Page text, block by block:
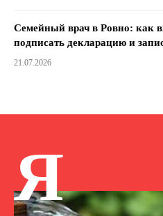
Семейный врач в Ровно: как
подписать декларацию и
21.07.2026
Я